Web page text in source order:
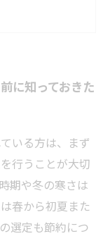
外壁塗装で
敗しない松
で長く美観と
方法
で賢く節約
ーリー
に知っておきた
いる方は、まず
行うことが大切
期や冬の寒さは
春から初夏また
選定も節約につ